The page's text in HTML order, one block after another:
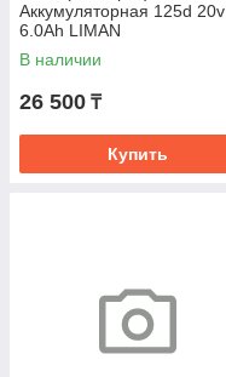
Аккумуляторная 125d 20v
6.0Ah LIMAN
В наличии
26 500 ₸
Купить